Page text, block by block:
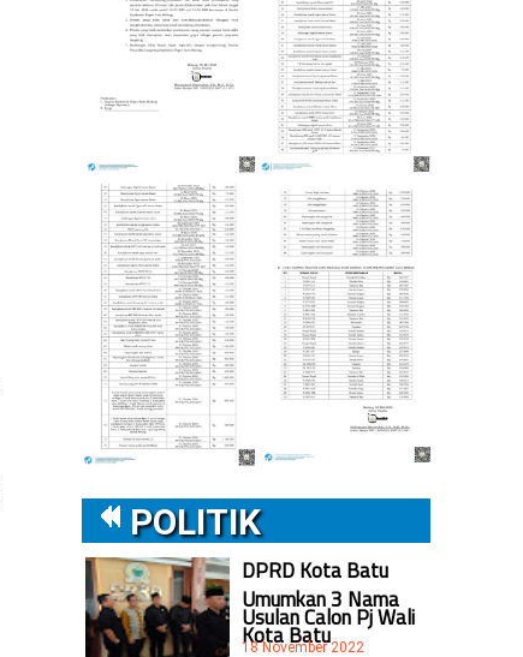
POLITIK
DPRD Kota Batu
Umumkan 3 Nama
Usulan Calon Pj Wali
Kota Batu
18 November 2022